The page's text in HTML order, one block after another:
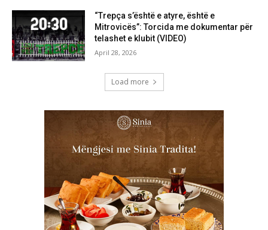
“Trepça s’është e atyre, është e
Mitrovicës”: Torcida me dokumentar për
telashet e klubit (VIDEO)
April 28, 2026
Load more